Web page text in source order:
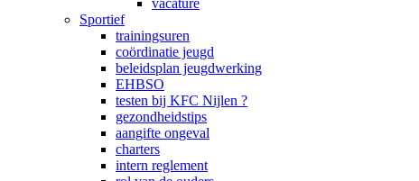
vacature
Sportief
trainingsuren
coördinatie jeugd
beleidsplan jeugdwerking
EHBSO
testen bij KFC Nijlen ?
gezondheidstips
aangifte ongeval
charters
intern reglement